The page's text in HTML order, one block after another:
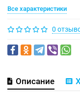
Все характеристики
0
Описание